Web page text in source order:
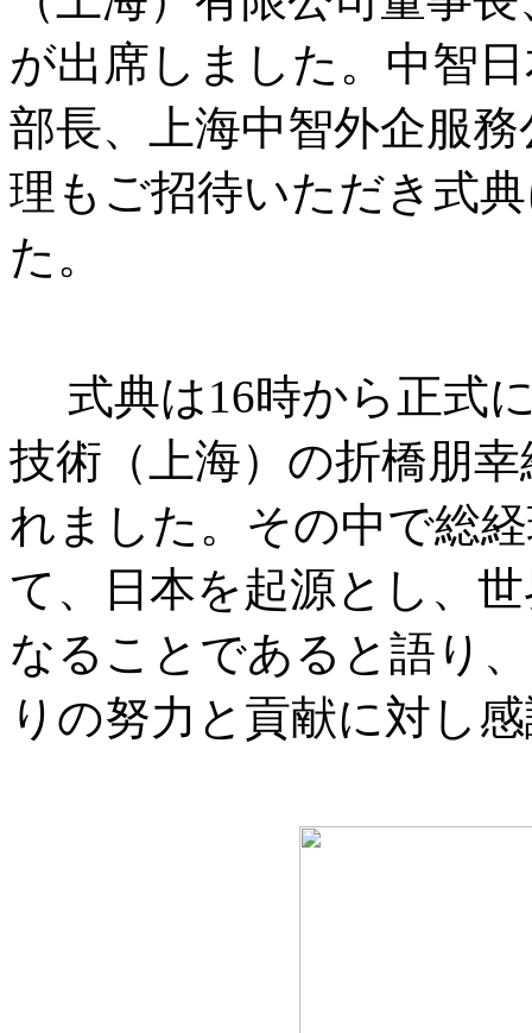
が出席しました。中智
部長、上海中智外企服
理もご招待いただき式
た。
式典は16時から正式
技術（上海）の折橋朋
れました。その中で総
て、日本を起源とし、
なることであると語り
りの努力と貢献に対し